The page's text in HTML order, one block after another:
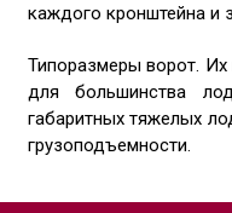
каждого кронштейна и
Типоразмеры ворот.
для большинства
габаритных тяжелых
грузоподъемности.